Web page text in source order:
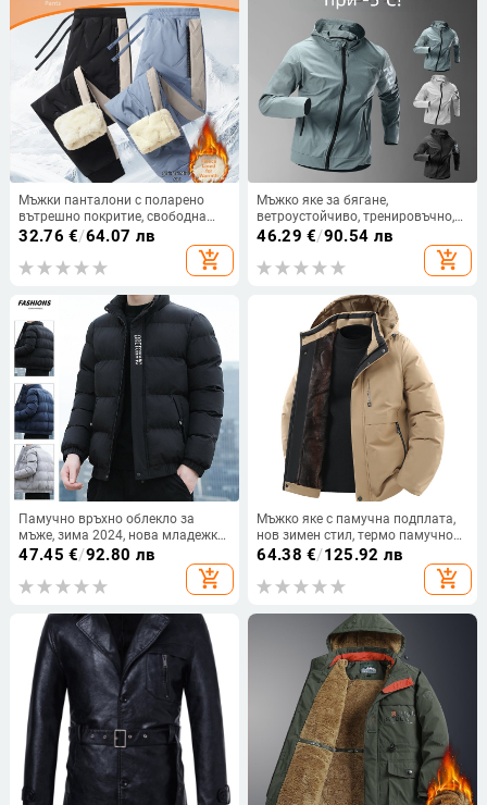
Мъжки панталони с поларено
вътрешно покритие, свободна
кройка, ветроустойчиви, Vinylon
32.76 €/64.07 лв
add_shopping_cart
Мъжко яке за бягане,
ветроустойчиво, тренировъчно,
пролетно и есенно, спортно,
водоустойчиво, дъждоустойчиво,
бързосъхнещо, за навън, с
46.29 €/90.54 лв
add_shopping_cart
Памучно връхно облекло за
мъже, зима 2024, нова младежка
мода с щампа, ежедневен
памучен връх, топло яке с яка
стойка, производител на едро
47.45 €/92.80 лв
add_shopping_cart
Мъжко яке с памучна подплата,
нов зимен стил, термо памучно
палто от графен, удебелено
подвижна качулка
64.38 €/125.92 лв
add_shopping_cart